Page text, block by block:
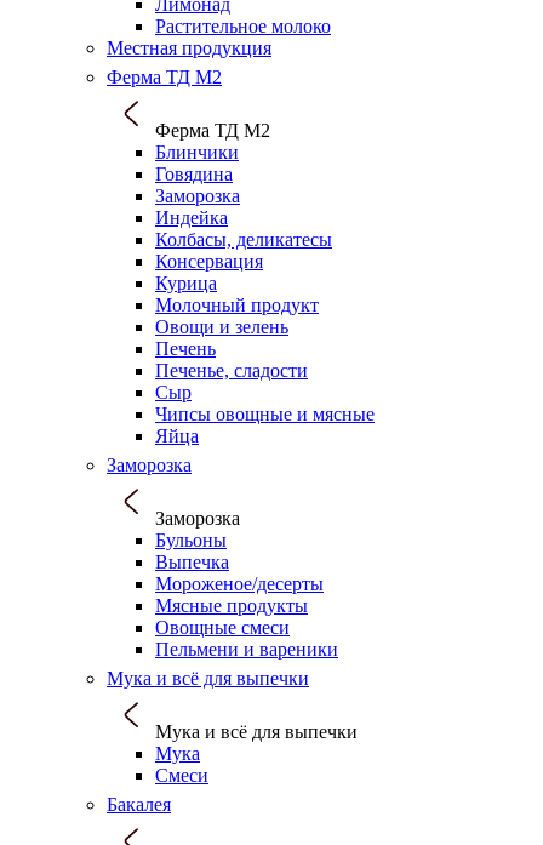
Растительное молоко
Местная продукция
Ферма ТД М2
Ферма ТД М2
Блинчики
Говядина
Заморозка
Индейка
Колбасы, деликатесы
Консервация
Курица
Молочный продукт
Овощи и зелень
Печень
Печенье, сладости
Сыр
Чипсы овощные и мясные
Яйца
Заморозка
Заморозка
Бульоны
Выпечка
Мороженое/десерты
Мясные продукты
Овощные смеси
Пельмени и вареники
Мука и всё для выпечки
Мука и всё для выпечки
Мука
Смеси
Бакалея